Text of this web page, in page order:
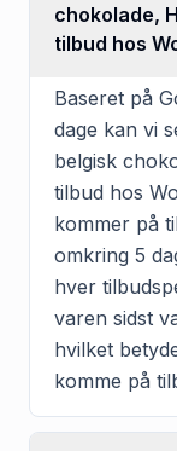
chokolade,
tilbud hos
Baseret på
dage kan vi
belgisk
tilbud hos
kommer på
omkring 5
hver
varen sidst
hvilket
komme på